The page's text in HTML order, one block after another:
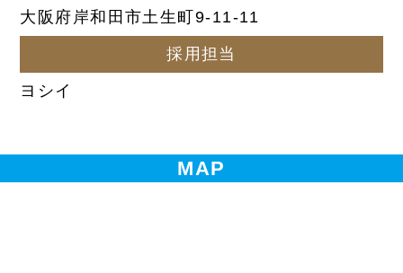
大阪府岸和田市土生町9-11-11
採用担当
ヨシイ
MAP